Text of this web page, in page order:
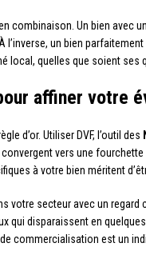
combinaison. Un bien avec un
un bien
local, quelles que soient ses
affiner votre
d’or. Utiliser DVF, l’outil des
vers une
à votre bien méritent
votre secteur avec un
qui disparaissent en
commercialisation est un